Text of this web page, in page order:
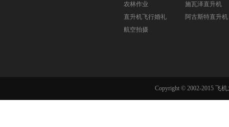
农林作业
直升机飞行婚礼
航空拍摄
施瓦泽直升机
阿古斯特直升机
Copyright © 2002-2015 飞